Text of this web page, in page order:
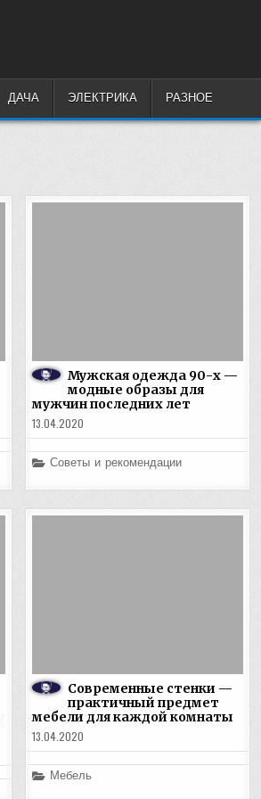
ДАЧА ЭЛЕКТРИКА РАЗНОЕ
Мужская одежда 90-х —
модные образы для
мужчин последних лет
13.04.2020
Posted
Советы и рекомендации
Современные стенки —
практичный предмет
мебели для каждой комнаты
13.04.2020
Posted
Мебель